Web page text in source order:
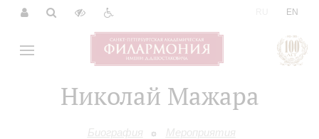
EN
Николай Мажара
Биография Мероприятия